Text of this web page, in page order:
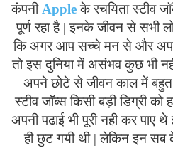
कंपनी Appleके रचयिता स्टीव
पूर्ण रहा है | इनके जीवन से सभी
कि अगर आप सच्चे मन से और
तो इस दुनिया में असंभव कुछ भी
अपने छोटे से जीवन काल में बहुत
स्टीव जॉब्स किसी बड़ी डिग्री
अपनी पढाई भी पूरी नही कर पाए
ही छुट गयी थी | लेकिन इन सब